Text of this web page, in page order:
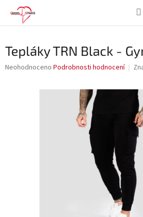
Tepláky TRN Black -
Průměrné
Neohodnoceno Podrobnosti hodnocení